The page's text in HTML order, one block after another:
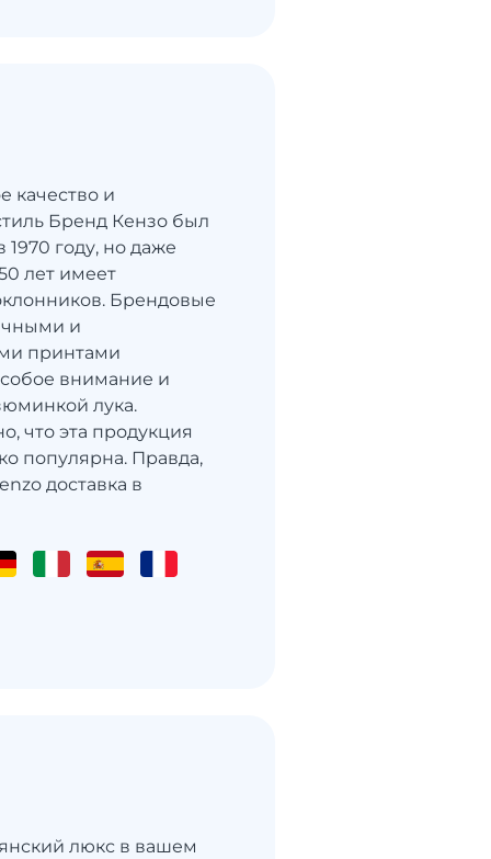
качество и
Бренд Кензо был
году, но даже
лет имеет
Брендовые
и
принтами
внимание и
лука.
что эта продукция
популярна. Правда,
доставка в
люкс в вашем